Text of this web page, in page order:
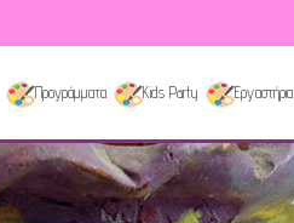
Προγράμματα Kids Party Εργαστήρια